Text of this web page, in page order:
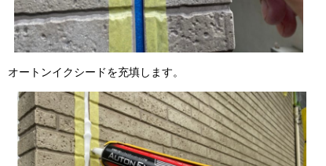
オートンイクシードを充填します。